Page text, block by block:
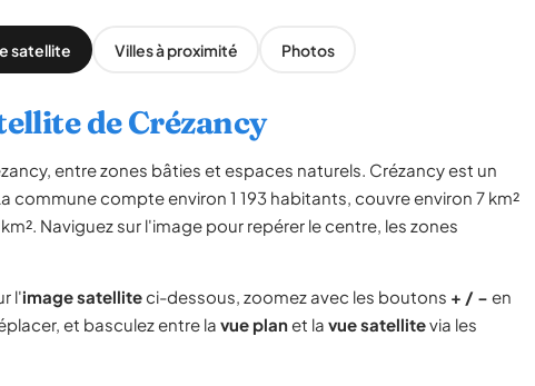
satellite Villes à proximité Photos
de Crézancy
entre zones bâties et espaces naturels. Crézancy est un
commune compte environ 1 193 habitants, couvre environ 7 km²
Naviguez sur l'image pour repérer le centre, les zones
l'image satelliteci-dessous, zoomez avec les boutons + / − en
et basculez entre la vue planet la vue satellitevia les